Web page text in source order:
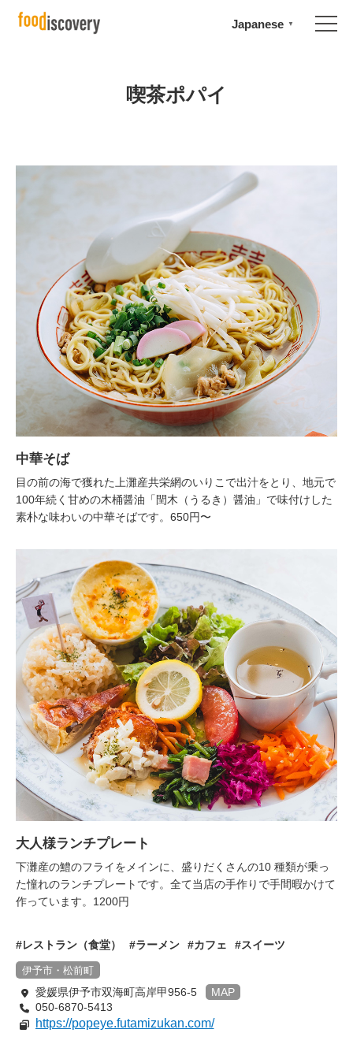
喫茶ポパイ
中華そば
目の前の海で獲れた上灘産共栄網のいりこで出汁をとり、地元で
100年続く甘めの木桶醤油「閏木（うるき）醤油」で味付けした
素朴な味わいの中華そばです。650円〜
大人様ランチプレート
下灘産の鱧のフライをメインに、盛りだくさんの10 種類が乗っ
た憧れのランチプレートです。全て当店の手作りで手間暇かけて
作っています。1200円
レストラン（食堂） ラーメン カフェ スイーツ
伊予市・松前町
愛媛県伊予市双海町高岸甲956-5
MAP
050-6870-5413
https://popeye.futamizukan.com/
Japanese ▼